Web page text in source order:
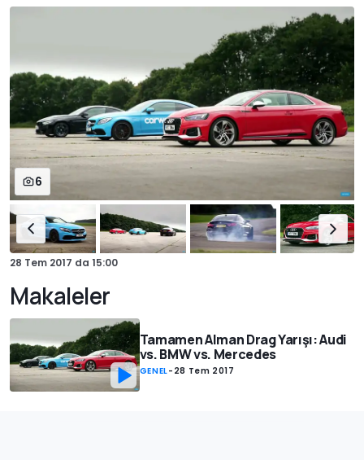
6
28 Tem 2017 da 15:00
Makaleler
Tamamen Alman Drag Yarışı: Audi
vs. BMW vs. Mercedes
GENEL- 28 Tem 2017